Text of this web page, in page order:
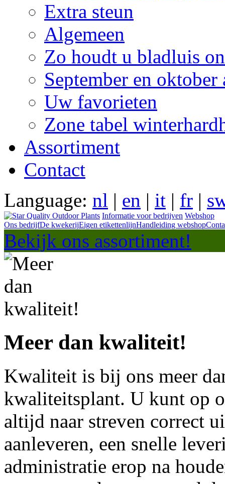
Extra steun
Algemeen
Zo houdt u bladluis
September en
Uw favorieten
Zone tabel
Assortiment
Contact
Language: nl | en | it | fr |
Informatie voor bedrijven Webshop
Ons bedrijfDe kwekerijEigen etikettenlijnHandleiding webshop
Bekijk ons assortiment!
Meer dan kwaliteit!
Kwaliteit is bij ons meer
kwaliteitsplant. U kunt op
altijd naar streven correct
aanleveren, een snelle
administratie erop na